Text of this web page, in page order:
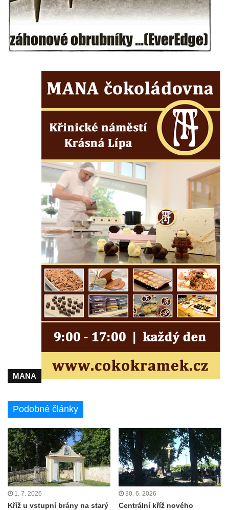
Herltův kříž u Mikova v Mikulášovicích
Kříž u Borských u domu čp. 859 v
Mikulášovicích
Kříž Ließnerových naproti Mikovu v
Kříž u Mikulášovického potoka poblíž
Mikovu v Mikulášovicích
Lissnerův kříž u domu čp. 39 v
Mikulášovicích
Hampelův kříž u bývalých kasáren v
Marchnerův (Zelený) kříž naproti domu čp.
35 v Mikulášovicích
Schneiderův kříž před domem čp. 55 v
Mikulášovicích
Kříž na Kostelní stezce v Mikulášovicích
Maazův kříž na Kostelní stezce v
Mikulášovicích
Boží muka na Kostelní stezce v
Mikulášovicích
Franzeho kříž u domu čp. 356 v
Mikulášovicích
Hammerberský kříž na křižovatce mezi
domy čp. 739 a 758 v Mikulášovicích
Kříž Johannese Herlta poblíž domu čp. 428
v Mikulášovicích
Mikulášovicích
Hillův kříž u domu čp. 436 v Mikulášovicích
Hampelův kříž západně od dolního nádraží
v Mikulášovicích
Kříž před kostelem svatých Petra a Pavla v
Růžové
Centrální kříž na starém hřbitově ve
Vilémově
MANA
Podobné články
1. 7. 2026
Kříž u vstupní brány na starý
30. 6. 2026
Centrální kříž nového